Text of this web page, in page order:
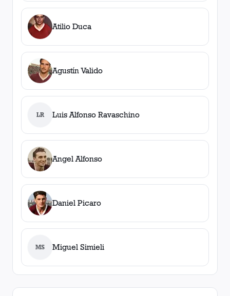
Atilio Duca
Agustín Valido
LR Luis Alfonso Ravaschino
Angel Alfonso
Daniel Picaro
MS Miguel Simieli